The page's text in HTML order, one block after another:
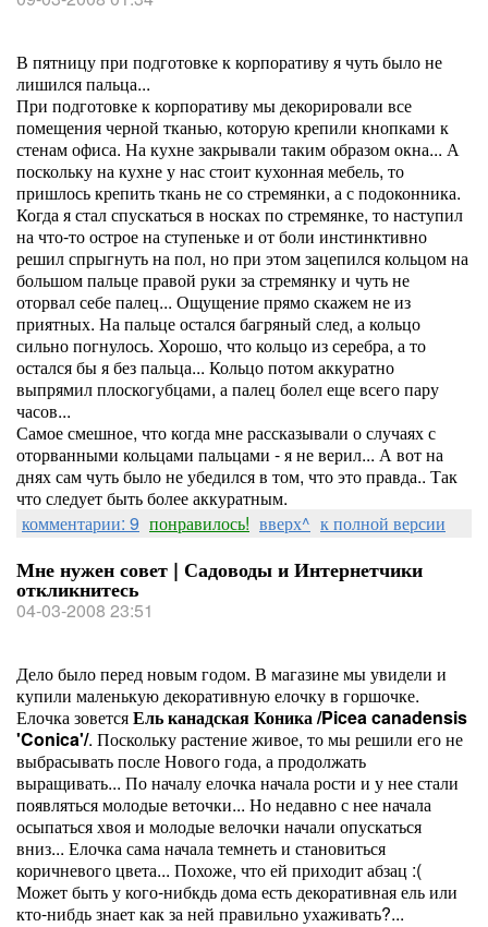
В пятницу при подготовке к корпоративу я чуть было не
лишился пальца...
При подготовке к корпоративу мы декорировали все
помещения черной тканью, которую крепили кнопками к
стенам офиса. На кухне закрывали таким образом окна... А
поскольку на кухне у нас стоит кухонная мебель, то
пришлось крепить ткань не со стремянки, а с подоконника.
Когда я стал спускаться в носках по стремянке, то наступил
на что-то острое на ступеньке и от боли инстинктивно
решил спрыгнуть на пол, но при этом зацепился кольцом на
большом пальце правой руки за стремянку и чуть не
оторвал себе палец... Ощущение прямо скажем не из
приятных. На пальце остался багряный след, а кольцо
сильно погнулось. Хорошо, что кольцо из серебра, а то
остался бы я без пальца... Кольцо потом аккуратно
выпрямил плоскогубцами, а палец болел еще всего пару
часов...
Самое смешное, что когда мне рассказывали о случаях с
оторванными кольцами пальцами - я не верил... А вот на
днях сам чуть было не убедился в том, что это правда.. Так
что следует быть более аккуратным.
комментарии: 9 понравилось! вверх^ к полной версии
Мне нужен совет | Садоводы и Интернетчики
откликнитесь
04-03-2008 23:51
Дело было перед новым годом. В магазине мы увидели и
купили маленькую декоративную елочку в горшочке.
Елочка зоветсяЕль канадская Коника /Picea canadensis
'Conica'/. Поскольку растение живое, то мы решили его не
выбрасывать после Нового года, а продолжать
выращивать... По началу елочка начала рости и у нее стали
появляться молодые веточки... Но недавно с нее начала
осыпаться хвоя и молодые велочки начали опускаться
вниз... Елочка сама начала темнеть и становиться
коричневого цвета... Похоже, что ей приходит абзац :(
Может быть у кого-нибкдь дома есть декоративная ель или
кто-нибдь знает как за ней правильно ухаживать?...